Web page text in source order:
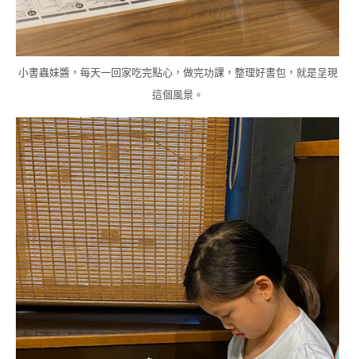
小書蟲妹醬，每天一回家吃完點心，做完功課，整理好書包，就是呈現
這個風景。